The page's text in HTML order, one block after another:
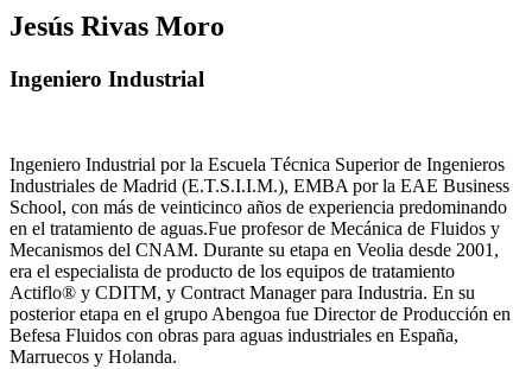
Jesús Rivas Moro
Ingeniero Industrial
Ingeniero Industrial por la Escuela Técnica Superior de Ingenieros
Industriales de Madrid (E.T.S.I.I.M.), EMBA por la EAE Business
School, con más de veinticinco años de experiencia predominando
en el tratamiento de aguas.Fue profesor de Mecánica de Fluidos y
Mecanismos del CNAM. Durante su etapa en Veolia desde 2001,
era el especialista de producto de los equipos de tratamiento
Actiflo® y CDITM, y Contract Manager para Industria. En su
posterior etapa en el grupo Abengoa fue Director de Producción en
Befesa Fluidos con obras para aguas industriales en España,
Marruecos y Holanda.